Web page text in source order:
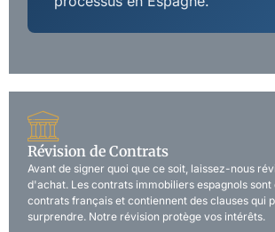
Révision de Contrats
Avant de signer quoi que ce soit, laissez-nous
d'achat. Les contrats immobiliers espagnols sont
contrats français et contiennent des clauses qui
surprendre. Notre révision protège vos intérêts.